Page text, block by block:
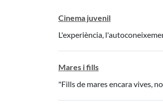
Cinema juvenil
L'experiència,
Mares i fills
"Fills de mares encara vives,